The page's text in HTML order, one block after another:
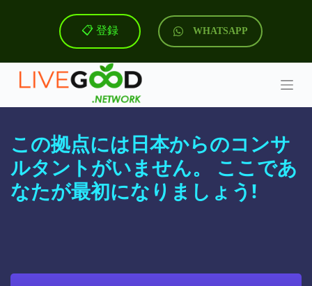
ツ
へ
📋 登録 WHATSAPP
この拠点には日本からのコンサ
ルタントがいません。 ここであ
なたが最初になりましょう!